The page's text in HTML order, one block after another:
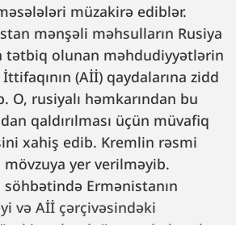
müzakirə ediblər.
mənşəli məhsulların Rusiya
tətbiq olunan məhdudiyyətlərin
(Aİİ) qaydalarına zidd
O, rusiyalı həmkarından bu
qaldırılması üçün müvafiq
xahiş edib. Kremlin rəsmi
yer verilməyib.
Ermənistanın
və Aİİ çərçivəsindəki